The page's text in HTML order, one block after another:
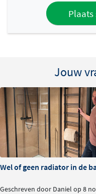
Jouw
Wel of geen radiator in de
Geschreven door Daniel op 8